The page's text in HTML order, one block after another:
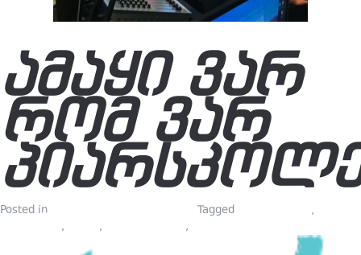
ᲐᲛᲐᲧᲘ ᲕᲐᲠ
ᲠᲝᲛ ᲕᲐᲠ
Posted in Tagged
,
, , ,